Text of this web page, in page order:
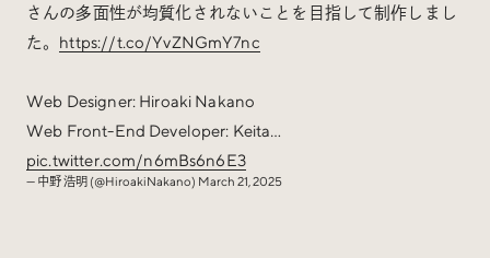
さんの多面性が均質化されないことを目指して制作しまし
た。 https://t.co/YvZNGmY7nc
Web Designer: Hiroaki Nakano
Web Front-End Developer: Keita…
pic.twitter.com/n6mBs6n6E3
— 中野 浩明 (@HiroakiNakano) March 21, 2025